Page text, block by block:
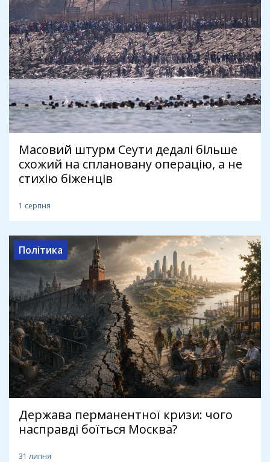
Масовий штурм Сеути дедалі більше
схожий на сплановану операцію, а не
стихію біженців
1 серпня
Політика
Держава перманентної кризи: чого
насправді боїться Москва?
31 липня